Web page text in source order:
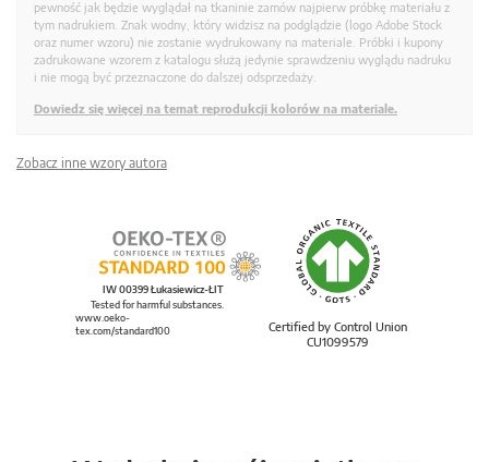
pewność jak będzie wyglądał na tkaninie zamów najpierw próbkę materiału z
tym nadrukiem. Znak wodny, który widzisz na podglądzie (logo Adobe Stock
oraz numer wzoru) nie zostanie wydrukowany na materiale. Próbki i kupony
zadrukowane wzorem z katalogu służą jedynie sprawdzeniu wyglądu nadruku
i nie mogą być przeznaczone do dalszej odsprzedaży.
Dowiedz się więcej na temat reprodukcji kolorów na materiale.
Zobacz inne wzory autora
Certified by Control Union
CU1099579
IW 00399 Łukasiewicz-ŁIT
Tested for harmful substances.
www.oeko-
tex.com/standard100